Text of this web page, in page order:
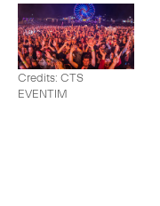
Credits: CTS
EVENTIM